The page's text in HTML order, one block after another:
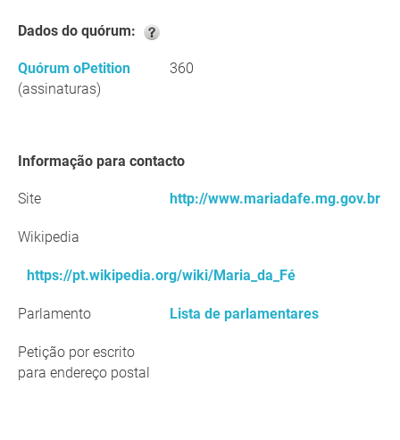
Dados do quórum:
Quórum oPetition
(assinaturas)
360
Informação para contacto
Site http://www.mariadafe.mg.gov.br
Wikipedia
https://pt.wikipedia.org/wiki/Maria_da_Fé
Parlamento Lista de parlamentares
Petição por escrito
para endereço postal